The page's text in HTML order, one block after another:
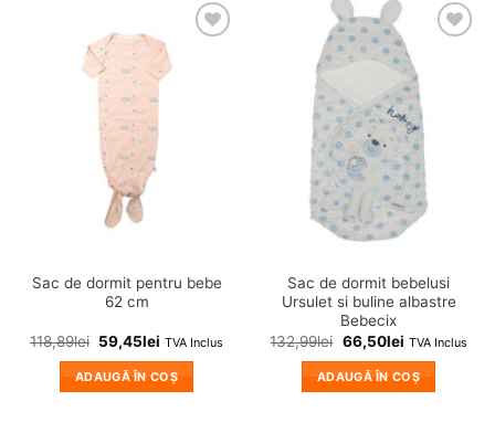
Sac de dormit pentru bebe
62 cm
118,89lei 59,45lei TVA Inclus
ADAUGĂ ÎN COȘ
wishlist!
Sac de dormit bebelusi
Ursulet si buline albastre
Bebecix
132,99lei 66,50lei TVA Inclus
ADAUGĂ ÎN COȘ